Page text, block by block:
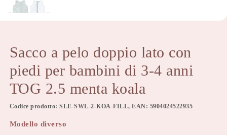
Sacco a pelo doppio lato con
piedi per bambini di 3-4 anni
TOG 2.5 menta koala
Codice prodotto: SLE-SWL-2-KOA-FILL, EAN: 5904024522935
Modello diverso